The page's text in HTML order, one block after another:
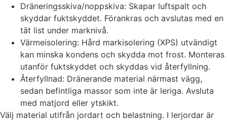
Dräneringsskiva/noppskiva: Skapar luftspalt och
skyddar fuktskyddet. Förankras och avslutas med en
tät list under marknivå.
Värmeisolering: Hård markisolering (XPS) utvändigt
kan minska kondens och skydda mot frost. Monteras
utanför fuktskyddet och skyddas vid återfyllning.
Återfyllnad: Dränerande material närmast vägg,
sedan befintliga massor som inte är leriga. Avsluta
med matjord eller ytskikt.
Välj material utifrån jordart och belastning. I lerjordar är